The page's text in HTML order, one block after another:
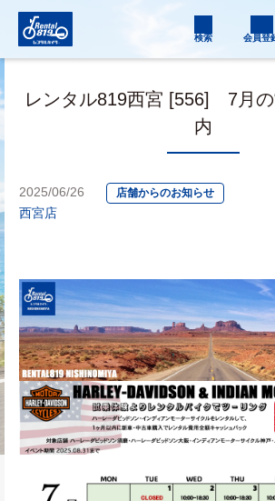
検索 会員登
レンタル819西宮 [556] 7月
内
2025/06/26 店舗からのお知らせ
西宮店